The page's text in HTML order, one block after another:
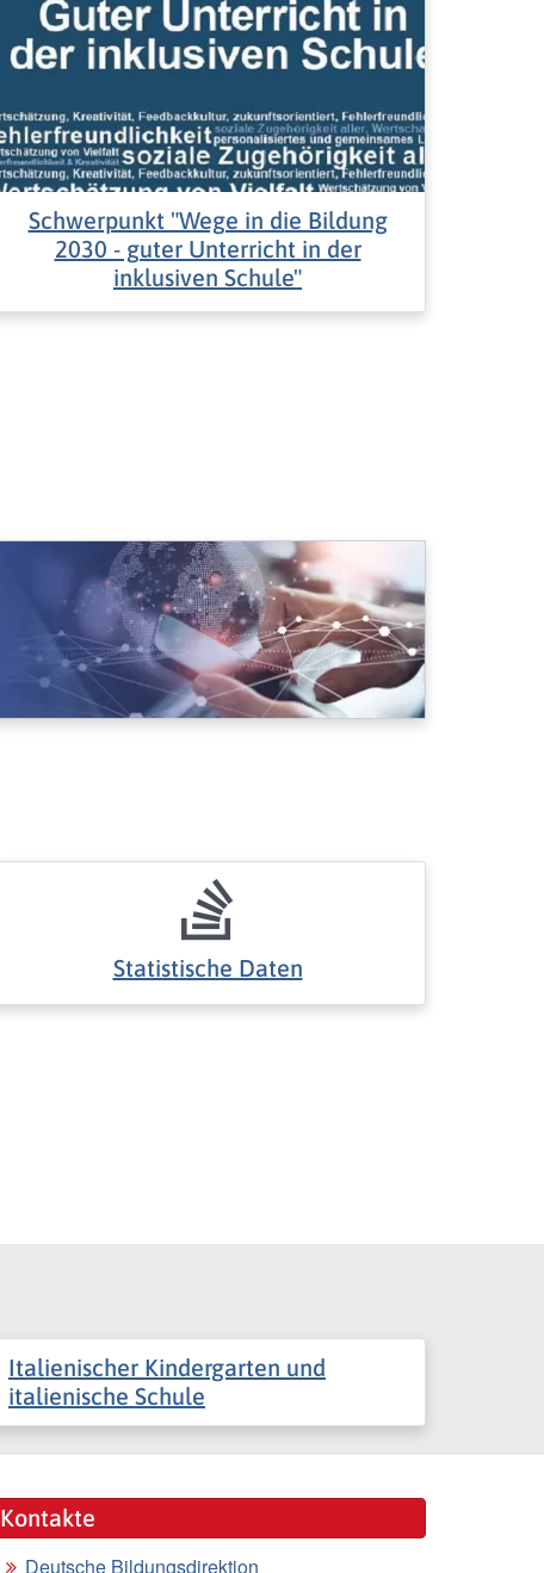
Schwerpunkt "Wege in die Bildung
2030 - guter Unterricht in der
inklusiven Schule"
Statistische Daten
Italienischer Kindergarten und
italienische Schule
Kontakte
Deutsche Bildungsdirektion